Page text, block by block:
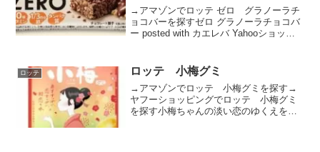
→アマゾンでロッテ ゼロ グラノーラチ
ョコバーを探すゼロ グラノーラチョコバ
ー posted with カエレバ Yahooショッピ
ロッテ ロッテ 小梅グミ
→アマゾンでロッテ 小梅グミを探す→
ヤフーショッピングでロッテ 小梅グミ
を探す小梅ちゃんの淡い恋のゆくえを予